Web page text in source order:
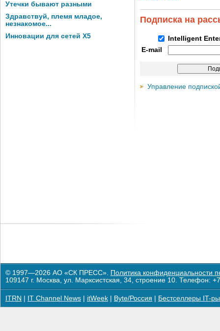
Утечки бывают разными
Здравствуй, племя младое,
незнакомое...
Инновации для сетей X5
Подписка на
Intelligent
E-mail
Управление
© 1997—2026 АО «СК ПРЕСС». Политика конфиденциальности
109147 г. Москва, ул. Марксистская, 34, строение 10. Телефон:
ITRN IT Channel News itWeek Byte/Россия Бестселлеры IT-